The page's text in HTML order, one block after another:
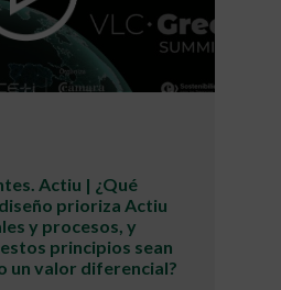
Actiu | ¿Qué
prioriza Actiu
y procesos, y
principios sean
un valor diferencial?